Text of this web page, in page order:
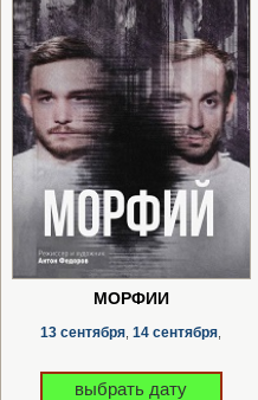
МОРФИЙ
13 сентября 14 сентября
выбрать дату